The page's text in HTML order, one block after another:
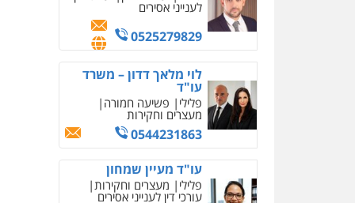
דוד בוחבוט – משרד עו"ד
פלילי פשיעה חמורה
מעצרים צווארון לבן
0505542333
עו"ד בן ממן
פלילי אסירים חקירות
ומעצרים סייבר ניהול
משברים פליליים
0506355388